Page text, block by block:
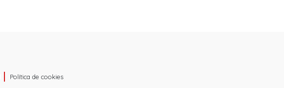
Política de cookies